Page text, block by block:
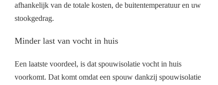
afhankelijk van de totale kosten, de buitentemperatuur en uw
stookgedrag.
Minder last van vocht in huis
Een laatste voordeel, is dat spouwisolatie vocht in huis
voorkomt. Dat komt omdat een spouw dankzij spouwisolatie